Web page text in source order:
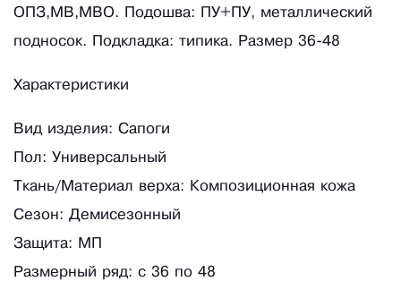
ОПЗ,МВ,МВО. Подошва: ПУ+ПУ, металлический
подносок. Подкладка: типика. Размер 36-48
Характеристики
Вид изделия: Сапоги
Пол: Универсальный
Ткань/Материал верха: Композиционная кожа
Сезон: Демисезонный
Защита: МП
Размерный ряд: с 36 по 48